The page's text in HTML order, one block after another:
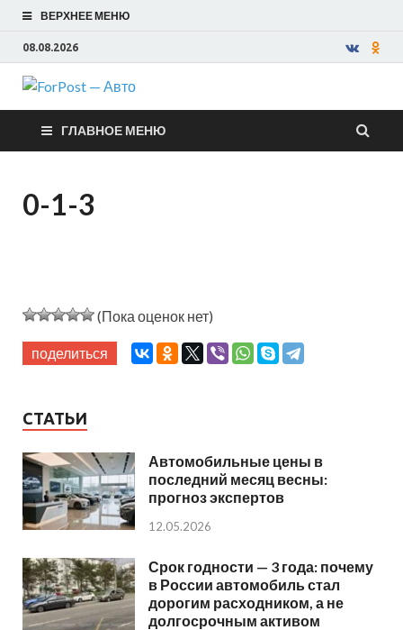
ВЕРХНЕЕ МЕНЮ
08.08.2026
ForPost —
Авто
ГЛАВНОЕ МЕНЮ
0-1-3
(Пока оценок нет)
поделиться
СТАТЬИ
Автомобильные цены в
последний месяц весны:
прогноз экспертов
12.05.2026
Срок годности — 3 года: почему
в России автомобиль стал
дорогим расходником, а не
долгосрочным активом